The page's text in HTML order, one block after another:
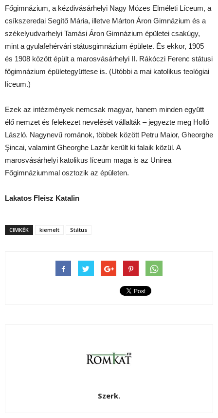
Főgimnázium, a kézdivásárhelyi Nagy Mózes Elméleti Líceum, a
csíkszeredai Segítő Mária, illetve Márton Áron Gimnázium és a
székelyudvarhelyi Tamási Áron Gimnázium épületei csakúgy,
mint a gyulafehérvári státusgimnázium épülete. És ekkor, 1905
és 1908 között épült a marosvásárhelyi II. Rákóczi Ferenc státusi
főgimnázium épületegyüttese is. (Utóbbi a mai katolikus teológiai
líceum.)
Ezek az intézmények nemcsak magyar, hanem minden együtt
élő nemzet és felekezet nevelését vállalták – jegyezte meg Holló
László. Nagynevű románok, többek között Petru Maior, Gheorghe
Şincai, valamint Gheorghe Lazăr került ki falaik közül. A
marosvásárhelyi katolikus líceum maga is az Unirea
Főgimnáziummal osztozik az épületen.
Lakatos Fleisz Katalin
CIMKÉK kiemelt Státus
Szerk.